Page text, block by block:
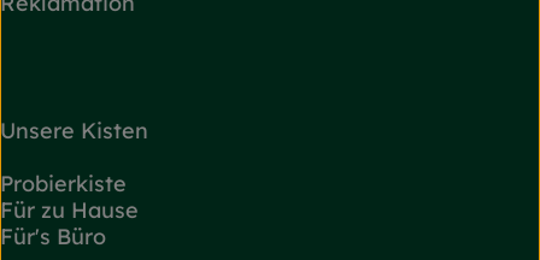
Unsere Kisten
Probierkiste
Für zu Hause
Für's Büro